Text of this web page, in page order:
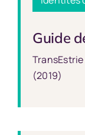
Guide
(2019)